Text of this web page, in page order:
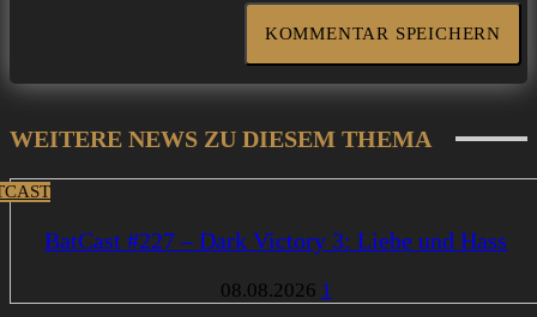
WEITERE NEWS ZU DIESEM THEMA
BatCast #227 – Dark Victory 3: Liebe und Hass
08.08.2026 1